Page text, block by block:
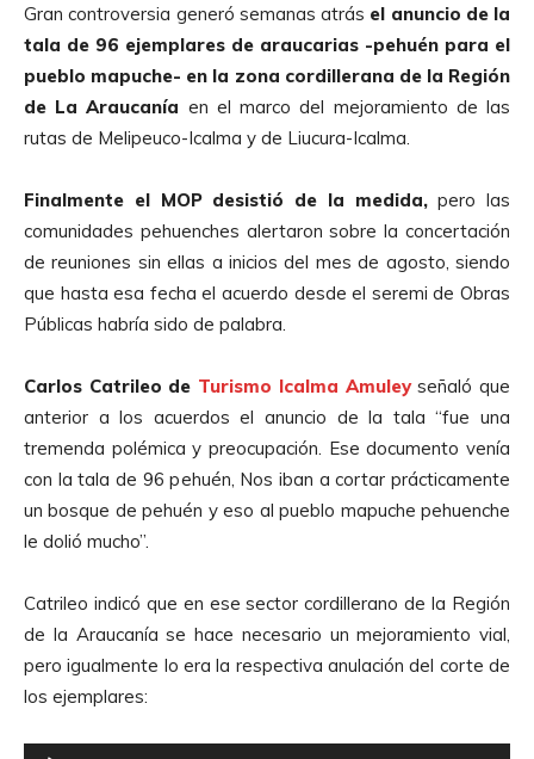
Gran controversia generó semanas atrás el anuncio de la
tala de 96 ejemplares de araucarias -pehuén para el
pueblo mapuche- en la zona cordillerana de la Región
de La Araucanía en el marco del mejoramiento de las
rutas de Melipeuco-Icalma y de Liucura-Icalma.
Finalmente el MOP desistió de la medida,pero las
comunidades pehuenches alertaron sobre la concertación
de reuniones sin ellas a inicios del mes de agosto, siendo
que hasta esa fecha el acuerdo desde el seremi de Obras
Públicas habría sido de palabra.
Carlos Catrileo de Turismo Icalma Amuleyseñaló que
anterior a los acuerdos el anuncio de la tala “fue una
tremenda polémica y preocupación. Ese documento venía
con la tala de 96 pehuén, Nos iban a cortar prácticamente
un bosque de pehuén y eso al pueblo mapuche pehuenche
le dolió mucho”.
Catrileo indicó que en ese sector cordillerano de la Región
de la Araucanía se hace necesario un mejoramiento vial,
pero igualmente lo era la respectiva anulación del corte de
los ejemplares: